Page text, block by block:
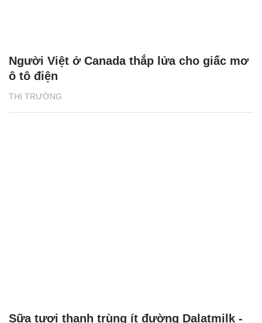
THỊ TRƯỜNG
Người Việt ở Canada thắp lửa cho giấc mơ
ô tô điện
Sữa tươi thanh trùng ít đường Dalatmilk -